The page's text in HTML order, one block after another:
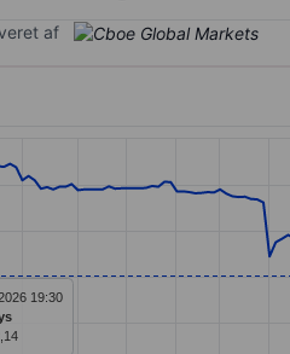
af
with 200 data points.
has 1 X axis displaying
has 1 Y axis displaying
19:30